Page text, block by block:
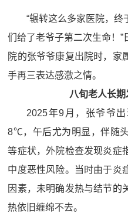
“辗转这么多家医院，
们给了老爷子第二次生命！
院的张爷爷康复出院时，家
手再三表达感激之情。
八旬老人长
2025年9月，张爷爷
8℃，午后尤为明显，伴随
等症状，外院检查发现炎症
中度恶性风险。当时由于炎
因素，未明确发热与结节的
热依旧缠绵不去。